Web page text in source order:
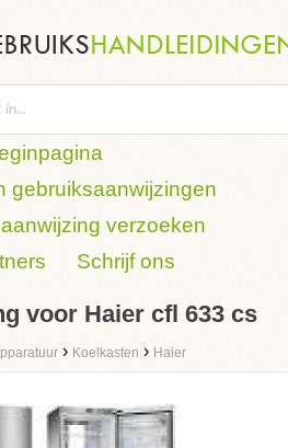
gebruiksaanwijzingen
verzoeken
Schrijf ons
voor Haier cfl 633 cs
› Koelkasten › Haier